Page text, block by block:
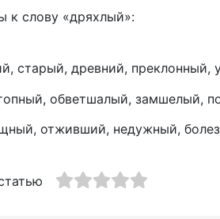
к слову «дряхлый»:
старый, древний, преклонный,
обветшалый, замшелый,
отживший, недужный,